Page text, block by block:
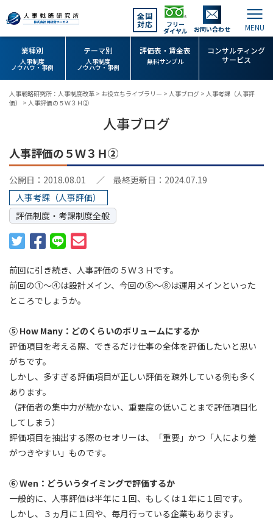
全国
対応
フリー
ダイヤル お問い合わせ
業種別
人事制度
ノウハウ・事例
テーマ別
人事制度
ノウハウ・事例
評価表・賃金表
無料サンプル
コンサルティング
サービス
人事戦略研究所：人事制度改革 > お役立ちライブラリー > 人事ブログ > 人事考課（人事評
価）
> 人事評価の５Ｗ３Ｈ②
人事ブログ
人事評価の５Ｗ３Ｈ②
公開日：2018.08.01
／ 最終更新日：2024.07.19
人事考課（人事評価）
評価制度・考課制度全般
前回に引き続き、人事評価の５Ｗ３Ｈです。
前回の①～④は設計メイン、今回の⑤～⑧は運用メインといった
ところでしょうか。
⑤ How Many：どのくらいのボリュームにするか
評価項目を考える際、できるだけ仕事の全体を評価したいと思い
がちです。
しかし、多すぎる評価項目が正しい評価を疎外している例も多く
あります。
（評価者の集中力が続かない、重要度の低いことまで評価項目化
してしまう）
評価項目を抽出する際のセオリーは、「重要」かつ「人により差
がつきやすい」ものです。
⑥ Wen：どういうタイミングで評価するか
一般的に、人事評価は半年に１回、もしくは１年に１回です。
しかし、３ヵ月に１回や、毎月行っている企業もあります。